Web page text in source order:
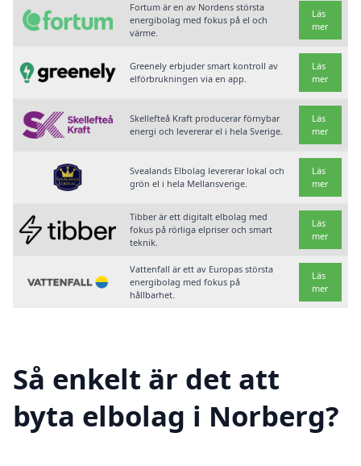
Fortum är en av Nordens största
energibolag med fokus på el och
värme.
Läs
mer
Greenely erbjuder smart kontroll av
elförbrukningen via en app.
Läs
mer
Skellefteå Kraft producerar förnybar
energi och levererar el i hela Sverige.
Läs
mer
Svealands Elbolag levererar lokal och
grön el i hela Mellansverige.
Läs
mer
Tibber är ett digitalt elbolag med
fokus på rörliga elpriser och smart
teknik.
Läs
mer
Vattenfall är ett av Europas största
energibolag med fokus på
hållbarhet.
Läs
mer
Så enkelt är det att
byta elbolag i Norberg?